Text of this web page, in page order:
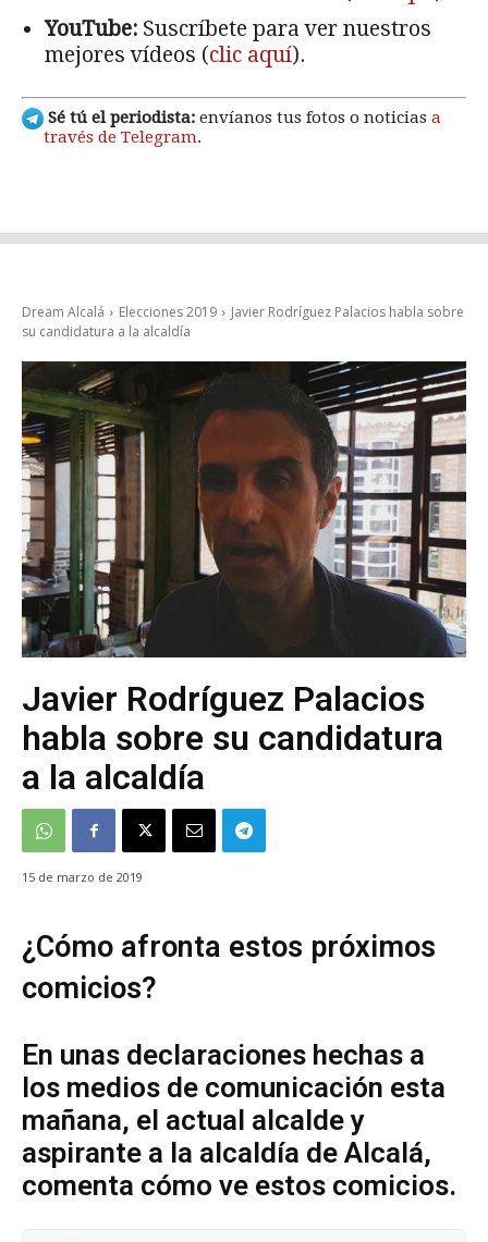
YouTube: Suscríbete para ver nuestros
mejores vídeos (clic aquí).
Sé tú el periodista: envíanos tus fotos o noticias a
través de Telegram.